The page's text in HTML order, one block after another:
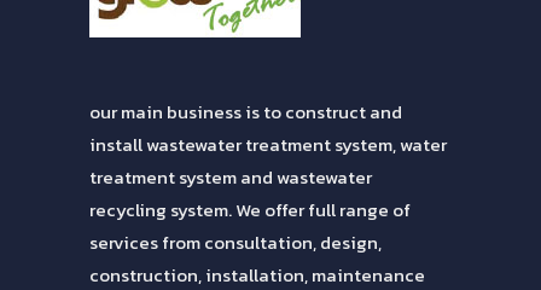
our main business is to construct and
install wastewater treatment system, water
treatment system and wastewater
recycling system. We offer full range of
services from consultation, design,
construction, installation, maintenance